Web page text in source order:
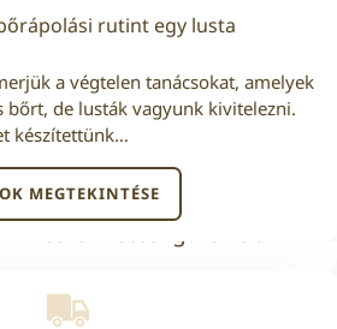
rutint egy lusta
a végtelen tanácsokat, amelyek
bőrt, de lusták vagyunk kivitelezni.
készítettünk…
MEGTEKINTÉSE